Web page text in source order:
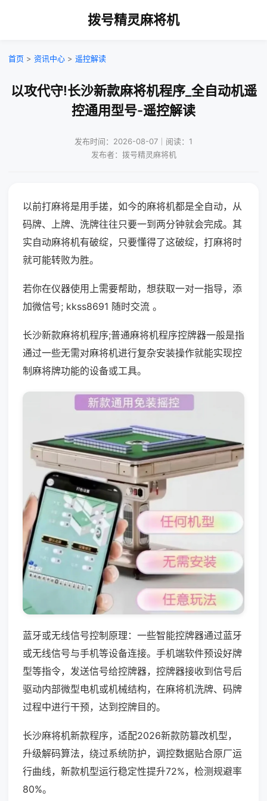
拨号精灵麻将机
首页 > 资讯中心 > 遥控解读
以攻代守!长沙新款麻将机程序_全自动机遥
控通用型号-遥控解读
发布时间：2026-08-07｜阅读：1
发布者：拨号精灵麻将机
以前打麻将是用手搓，如今的麻将机都是全自动，从
码牌、上牌、洗牌往往只要一到两分钟就会完成。其
实自动麻将机有破绽，只要懂得了这破绽，打麻将时
就可能转败为胜。
若你在仪器使用上需要帮助，想获取一对一指导，添
加微信号; kkss8691 随时交流 。
长沙新款麻将机程序;普通麻将机程序控牌器一般是指
通过一些无需对麻将机进行复杂安装操作就能实现控
制麻将牌功能的设备或工具。
蓝牙或无线信号控制原理：一些智能控牌器通过蓝牙
或无线信号与手机等设备连接。手机端软件预设好牌
型等指令，发送信号给控牌器，控牌器接收到信号后
驱动内部微型电机或机械结构，在麻将机洗牌、码牌
过程中进行干预，达到控牌目的。
长沙麻将机新款程序，适配2026新款防篡改机型，
升级解码算法，绕过系统防护，调控数据贴合原厂运
行曲线，新款机型运行稳定性提升72%，检测规避率
80%。